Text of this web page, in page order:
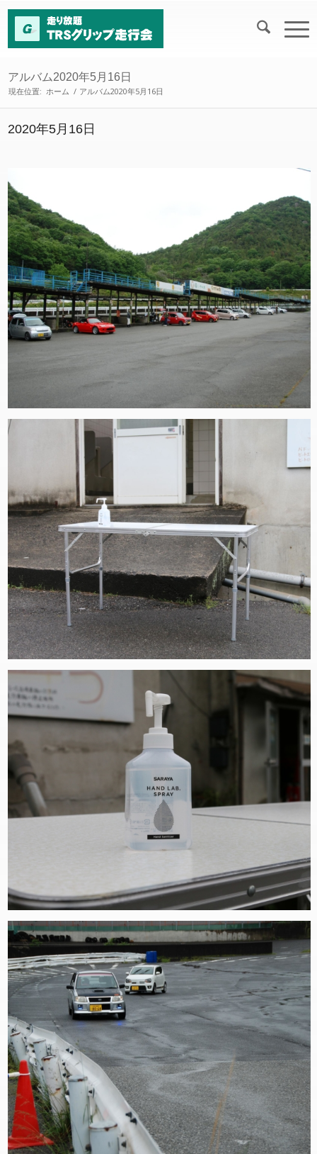
アルバム2020年5月16日
現在位置: ホーム / アルバム2020年5月16日
2020年5月16日